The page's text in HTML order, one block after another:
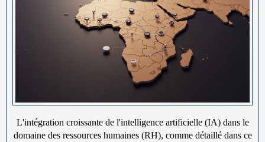
L'intégration croissante de l'intelligence artificielle (IA) dans le
domaine des ressources humaines (RH), comme détaillé dans ce